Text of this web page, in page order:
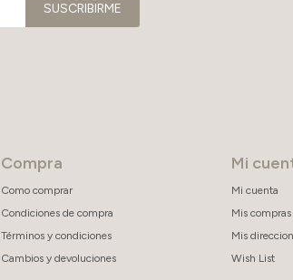
Compra
Como comprar
Condiciones de compra
Términos y condiciones
Cambios y devoluciones
Mi
Mi cuenta
Mis compras
Mis
Wish List
SUSCRIBIRME